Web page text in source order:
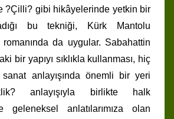
?Çilli? gibi hikâyelerinde yetkin bir
bu tekniği, Kürk Mantolu
da uygular. Sabahattin
bir yapıyı sıklıkla kullanması, hiç
anlayışında önemli bir yeri
anlayışıyla birlikte halk
geleneksel anlatılarımıza olan